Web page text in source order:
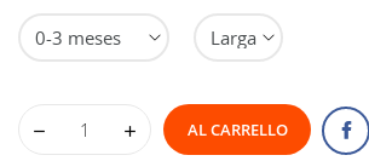
AL CARRELLO